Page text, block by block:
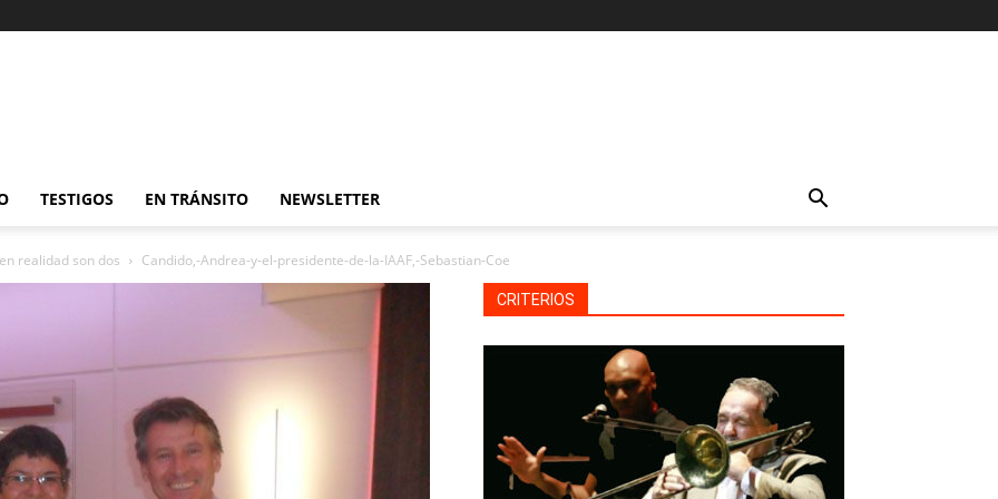
TESTIGOS EN TRÁNSITO NEWSLETTER
realidad son dos Candido,-Andrea-y-el-presidente-de-la-IAAF,-Sebastian-Coe
CRITERIOS